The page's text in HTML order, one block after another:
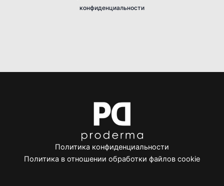
конфиденциальности
Политика конфиденциальности
Политика в отношении обработки файлов cookie